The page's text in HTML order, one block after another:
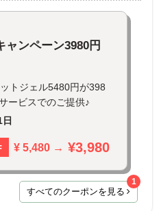
ャンペーン3980円
トジェル5480円が398
ービスでのご提供♪
¥ 5,480 → ¥3,980
すべてのクーポンを見る
1